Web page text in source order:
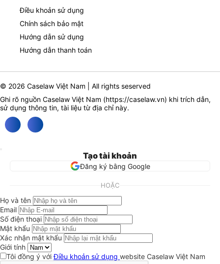
Điều khoản sử dụng
Chính sách bảo mật
Hướng dẫn sử dụng
Hướng dẫn thanh toán
© 2026 Caselaw Việt Nam | All rights seserved
Ghi rõ nguồn Caselaw Việt Nam (https://caselaw.vn) khi trích dẫn,
sử dụng thông tin, tài liệu từ địa chỉ này.
Tạo tài khoản
Đăng ký bằng Google
HOẶC
Họ và tên
Email
Số điện thoại
Mật khẩu
Xác nhận mật khẩu
Giới tính
Tôi đồng ý vớiĐiều khoản sử dụng website Caselaw Việt Nam